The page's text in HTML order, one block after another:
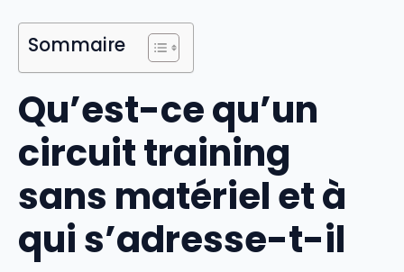
Sommaire
Qu’est-ce qu’un
circuit training
sans matériel et à
qui s’adresse-t-il